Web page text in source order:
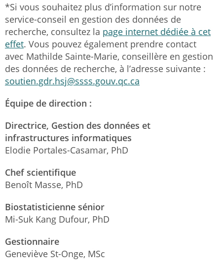
*Si vous souhaitez plus d’information sur notre
service-conseil en gestion des données de
recherche, consultez la page internet dédiée à cet
effet. Vous pouvez également prendre contact
avec Mathilde Sainte-Marie, conseillère en gestion
des données de recherche, à l’adresse suivante :
soutien.gdr.hsj@ssss.gouv.qc.ca
Équipe de direction :
Directrice, Gestion des données et
infrastructures informatiques
Elodie Portales-Casamar, PhD
Chef scientifique
Benoît Masse, PhD
Biostatisticienne sénior
Mi-Suk Kang Dufour, PhD
Gestionnaire
Geneviève St-Onge, MSc